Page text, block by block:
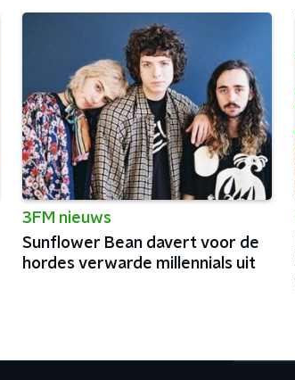
3FM nieuws
Sunflower Bean davert voor de
hordes verwarde millennials uit